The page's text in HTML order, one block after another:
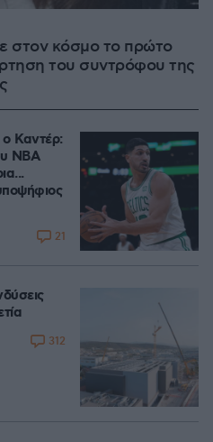
στον κόσμο το πρώτο
του συντρόφου της
Καντέρ:
NBA
21
312